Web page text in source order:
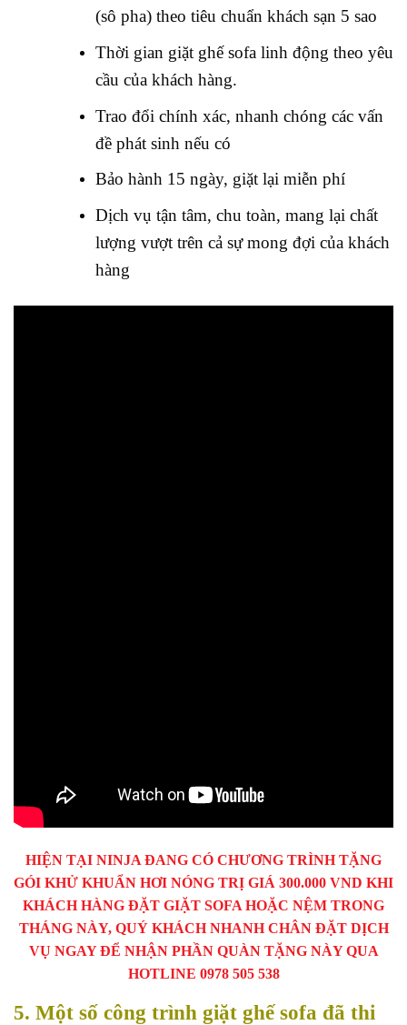
(sô pha) theo tiêu chuẩn khách sạn 5 sao
Thời gian giặt ghế sofa linh động theo yêu
cầu của khách hàng.
Trao đổi chính xác, nhanh chóng các vấn
đề phát sinh nếu có
Bảo hành 15 ngày, giặt lại miễn phí
Dịch vụ tận tâm, chu toàn, mang lại chất
lượng vượt trên cả sự mong đợi của khách
hàng
HIỆN TẠI NINJA ĐANG CÓ CHƯƠNG TRÌNH TẶNG
GÓI KHỬ KHUẨN HƠI NÓNG TRỊ GIÁ 300.000 VND KHI
KHÁCH HÀNG ĐẶT GIẶT SOFA HOẶC NỆM TRONG
THÁNG NÀY, QUÝ KHÁCH NHANH CHÂN ĐẶT DỊCH
VỤ NGAY ĐỂ NHẬN PHẦN QUÀN TẶNG NÀY QUA
HOTLINE 0978 505 538
5. Một số công trình giặt ghế sofa đã thi